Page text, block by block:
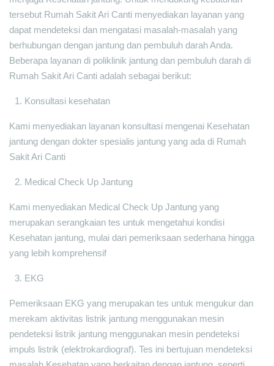
tersebut Rumah Sakit Ari Canti menyediakan layanan yang
dapat mendeteksi dan mengatasi masalah-masalah yang
berhubungan dengan jantung dan pembuluh darah Anda.
Beberapa layanan di poliklinik jantung dan pembuluh darah di
Rumah Sakit Ari Canti adalah sebagai berikut:
Konsultasi kesehatan
Kami menyediakan layanan konsultasi mengenai Kesehatan
jantung dengan dokter spesialis jantung yang ada di Rumah
Sakit Ari Canti
Medical Check Up Jantung
Kami menyediakan Medical Check Up Jantung yang
merupakan serangkaian tes untuk mengetahui kondisi
Kesehatan jantung, mulai dari pemeriksaan sederhana hingga
yang lebih komprehensif
EKG
Pemeriksaan EKG yang merupakan tes untuk mengukur dan
merekam aktivitas listrik jantung menggunakan mesin
pendeteksi listrik jantung menggunakan mesin pendeteksi
impuls listrik (elektrokardiograf). Tes ini bertujuan mendeteksi